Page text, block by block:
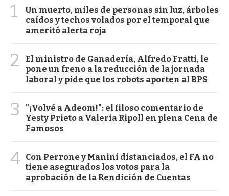
1
Un muerto, miles de personas sin luz, árboles
caídos y techos volados por el temporal que
ameritó alerta roja
2
El ministro de Ganadería, Alfredo Fratti, le
pone un freno a la reducción de la jornada
laboral y pide que los robots aporten al BPS
3
"¡Volvé a Adeom!": el filoso comentario de
Yesty Prieto a Valeria Ripoll en plena Cena de
Famosos
4 Con Perrone y Manini distanciados, el FA no
tiene asegurados los votos para la
aprobación de la Rendición de Cuentas